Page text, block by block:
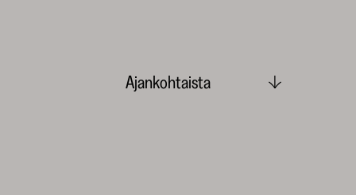
Ajankohtaista